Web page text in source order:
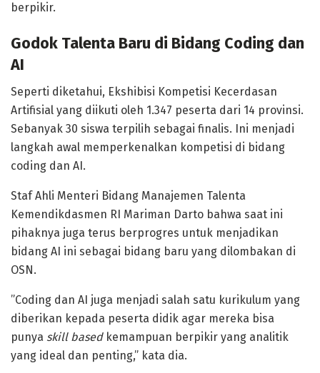
berpikir.
Godok Talenta Baru di Bidang Coding dan
AI
Seperti diketahui, Ekshibisi Kompetisi Kecerdasan
Artifisial yang diikuti oleh 1.347 peserta dari 14 provinsi.
Sebanyak 30 siswa terpilih sebagai finalis. Ini menjadi
langkah awal memperkenalkan kompetisi di bidang
coding dan AI.
Staf Ahli Menteri Bidang Manajemen Talenta
Kemendikdasmen RI Mariman Darto bahwa saat ini
pihaknya juga terus berprogres untuk menjadikan
bidang AI ini sebagai bidang baru yang dilombakan di
OSN.
”Coding dan AI juga menjadi salah satu kurikulum yang
diberikan kepada peserta didik agar mereka bisa
punya skill basedkemampuan berpikir yang analitik
yang ideal dan penting,” kata dia.